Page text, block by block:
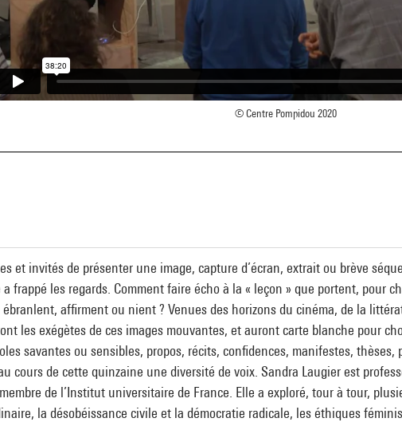
© Centre Pompidou 2020
et invités de présenter une image, capture d’écran, extrait ou brève
frappé les regards. Comment faire écho à la « leçon » que portent, pour
affirment ou nient ? Venues des horizons du cinéma, de la
les exégètes de ces images mouvantes, et auront carte blanche pour
savantes ou sensibles, propos, récits, confidences, manifestes, thèses,
cours de cette quinzaine une diversité de voix. Sandra Laugier est
de l’Institut universitaire de France. Elle a exploré, tour à tour,
la désobéissance civile et la démocratie radicale, les éthiques